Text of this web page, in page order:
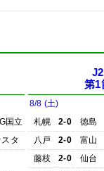
国立
タ
J2
第1
8/8 (土)
札幌
2-0
徳島
八戸
2-0
富山
藤枝
2-0
仙台